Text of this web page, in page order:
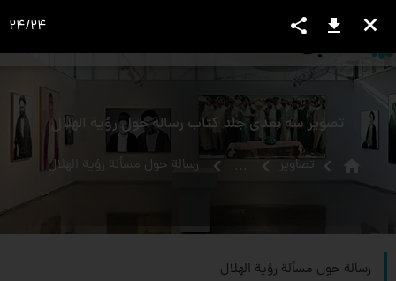
view_headline
تصویر سه بعدی جلد کتاب رسالة حول رؤیة الهلال
home تصاویر ... رسالة حول مسألة رؤية الهلال‏
رسالة حول مسألة رؤية الهلال‏
close
download
share
24/24